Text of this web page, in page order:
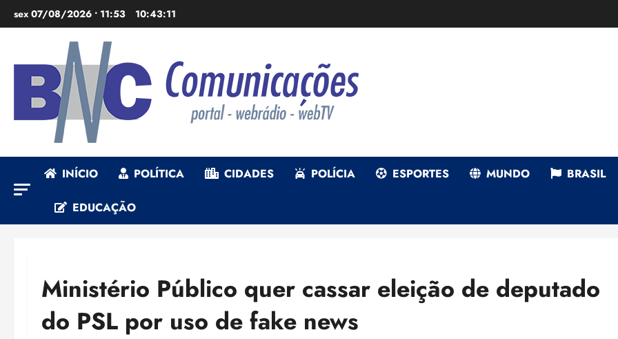
para
sex 07/08/2026 • 11:53 10:43:13
INÍCIO POLÍTICA CIDADES POLÍCIA ESPORTES MUNDO BRASIL
EDUCAÇÃO
Ministério Público quer cassar eleição de deputado
do PSL por uso de fake news